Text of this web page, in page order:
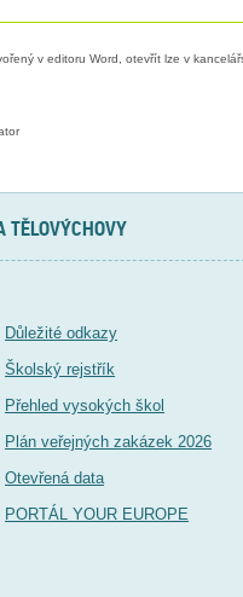
v editoru Word, otevřít lze v
TĚLOVÝCHOVY
Důležité odkazy
Školský rejstřík
Přehled vysokých škol
Plán veřejných zakázek 2026
Otevřená data
PORTÁL YOUR EUROPE